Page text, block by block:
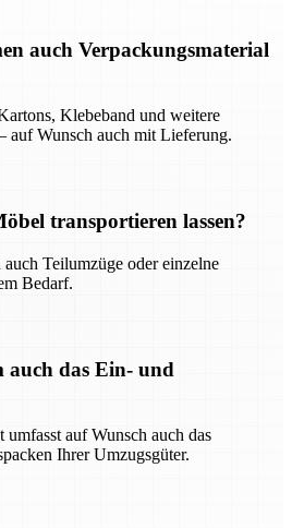
auch Verpackungsmaterial
Klebeband und weitere
auf Wunsch auch mit Lieferung.
transportieren lassen?
Teilumzüge oder einzelne
Bedarf.
das Ein- und
umfasst auf Wunsch auch das
Ihrer Umzugsgüter.